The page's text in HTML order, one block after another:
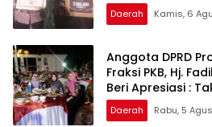
Daerah Kamis, 6
Anggota DPRD
Fraksi PKB, Hj.
Beri Apresiasi :
Lentera
Apresiasi dan
Daerah Rabu, 5